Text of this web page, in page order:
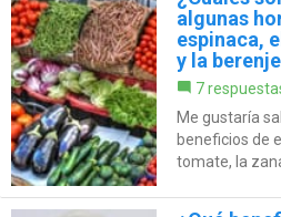
algunas
espinaca,
y la
7
Me gustaría
beneficios de
tomate, la